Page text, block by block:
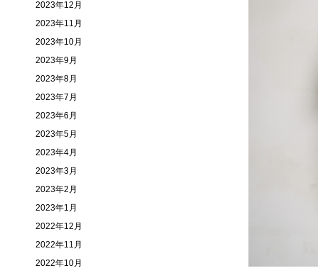
2023年12月
2023年11月
2023年10月
2023年9月
2023年8月
2023年7月
2023年6月
2023年5月
2023年4月
2023年3月
2023年2月
2023年1月
2022年12月
2022年11月
2022年10月